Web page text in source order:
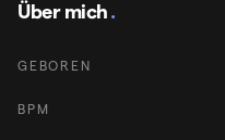
Über mich .
GEBOREN
BPM